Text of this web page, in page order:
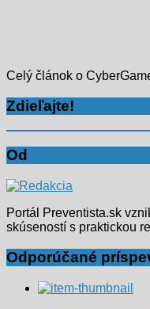
Celý článok o
Zdieľajte!
Od
Portál Preventista.sk
skúseností s praktickou
Odporúčané